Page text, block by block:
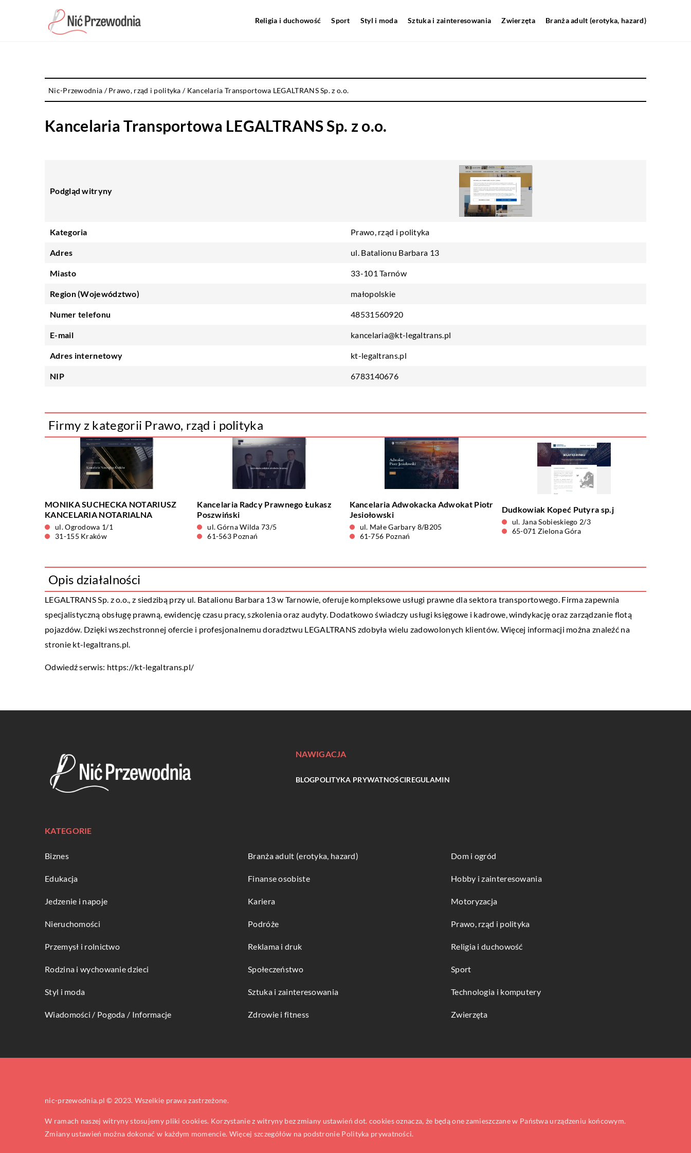
Religia i duchowość Sport Styl i moda Sztuka i zainteresowania Zwierzęta Branża adult (erotyka, hazard)
Nic-Przewodnia /Prawo, rząd i polityka / Kancelaria Transportowa LEGALTRANS Sp. z o.o.
Kancelaria Transportowa LEGALTRANS Sp. z o.o.
Podgląd witryny
Kategoria Prawo, rząd i polityka
Adres ul. Batalionu Barbara 13
Miasto 33-101 Tarnów
Region (Województwo) małopolskie
Numer telefonu 48531560920
E-mail kancelaria@kt-legaltrans.pl
Adres internetowy kt-legaltrans.pl
NIP 6783140676
Firmy z kategorii Prawo, rząd i polityka
MONIKA SUCHECKA NOTARIUSZ
KANCELARIA NOTARIALNA
ul. Ogrodowa 1/1
31-155 Kraków
Kancelaria Radcy Prawnego Łukasz
Poszwiński
ul. Górna Wilda 73/5
61-563 Poznań
Kancelaria Adwokacka Adwokat Piotr
Jesiołowski
ul. Małe Garbary 8/B205
61-756 Poznań
Dudkowiak Kopeć Putyra sp.j
ul. Jana Sobieskiego 2/3
65-071 Zielona Góra
Opis działalności
LEGALTRANS Sp. z o.o., z siedzibą przy ul. Batalionu Barbara 13 w Tarnowie, oferuje kompleksowe usługi prawne dla sektora transportowego. Firma zapewnia
specjalistyczną obsługę prawną, ewidencję czasu pracy, szkolenia oraz audyty. Dodatkowo świadczy usługi księgowe i kadrowe, windykację oraz zarządzanie flotą
pojazdów. Dzięki wszechstronnej ofercie i profesjonalnemu doradztwu LEGALTRANS zdobyła wielu zadowolonych klientów. Więcej informacji można znaleźć na
stronie kt-legaltrans.pl.
Odwiedź serwis: https://kt-legaltrans.pl/
NAWIGACJA
BLOGPOLITYKA PRYWATNOŚCIREGULAMIN
KATEGORIE
Biznes Branża adult (erotyka, hazard) Dom i ogród
Edukacja Finanse osobiste Hobby i zainteresowania
Jedzenie i napoje Kariera Motoryzacja
Nieruchomości Podróże Prawo, rząd i polityka
Przemysł i rolnictwo Reklama i druk Religia i duchowość
Rodzina i wychowanie dzieci Społeczeństwo Sport
Styl i moda Sztuka i zainteresowania Technologia i komputery
Wiadomości / Pogoda / Informacje Zdrowie i fitness Zwierzęta
nic-przewodnia.pl © 2023. Wszelkie prawa zastrzeżone.
W ramach naszej witryny stosujemy pliki cookies. Korzystanie z witryny bez zmiany ustawień dot. cookies oznacza, że będą one zamieszczane w Państwa urządzeniu końcowym.
Zmiany ustawień można dokonać w każdym momencie. Więcej szczegółów na podstronie Polityka prywatności.